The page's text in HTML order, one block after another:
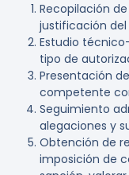
Recopilación
justificación del
Estudio
tipo de
Presentación
competente
Seguimiento
alegaciones y
Obtención de
imposición de